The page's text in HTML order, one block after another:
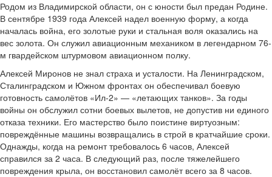
Родом из Владимирской области, он с юности был предан Родине.
В сентябре 1939 года Алексей надел военную форму, а когда
началась война, его золотые руки и стальная воля оказались на
вес золота. Он служил авиационным механиком в легендарном 76-
м гвардейском штурмовом авиационном полку.
Алексей Миронов не знал страха и усталости. На Ленинградском,
Сталинградском и Южном фронтах он обеспечивал боевую
готовность самолётов «Ил-2» — «летающих танков». За годы
войны он обслужил сотни боевых вылетов, не допустив ни единого
отказа техники. Его мастерство было поистине виртуозным:
повреждённые машины возвращались в строй в кратчайшие сроки.
Однажды, когда на ремонт требовалось 6 часов, Алексей
справился за 2 часа. В следующий раз, после тяжелейшего
повреждения крыла, он восстановил самолёт всего за 8 часов.